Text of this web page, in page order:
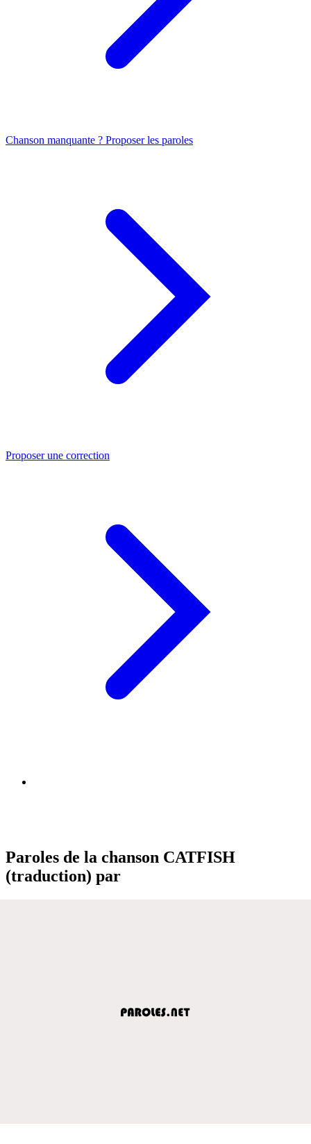
Chanson manquante ? Proposer les paroles
Proposer une correction
Paroles de la chanson CATFISH
(traduction) par